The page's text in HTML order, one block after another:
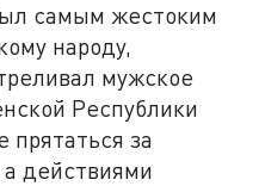
самым жестоким
народу,
мужское
Республики
за
действиями